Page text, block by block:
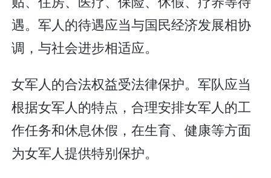
遇。军人的待遇应当与国民经济发展相协
调，与社会进步相适应。
女军人的合法权益受法律保护。军队应当
根据女军人的特点，合理安排女军人的工
作任务和休息休假，在生育、健康等方面
为女军人提供特别保护。